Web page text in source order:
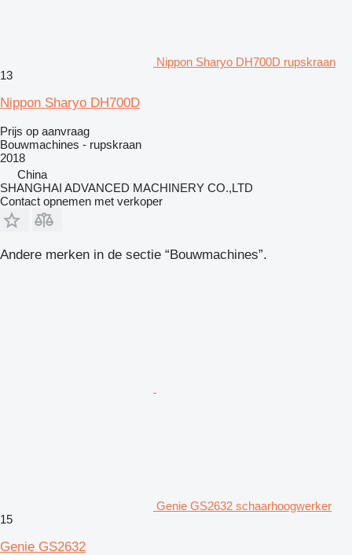
Nippon Sharyo DH700D rupskraan
13
Nippon Sharyo DH700D
Prijs op aanvraag
Bouwmachines - rupskraan
2018
China
SHANGHAI ADVANCED MACHINERY CO.,LTD
Contact opnemen met verkoper
Andere merken in de sectie “Bouwmachines”.
Genie GS2632 schaarhoogwerker
15
Genie GS2632